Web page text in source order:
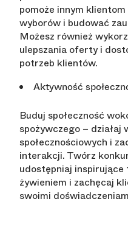
pomoże innym
wyborów i budować
Możesz również
ulepszania oferty i
potrzeb klientów.
Aktywność
Buduj społeczność
spożywczego – działaj
społecznościowych i
interakcji. Twórz
udostępniaj inspirujące
żywieniem i zachęcaj
swoimi